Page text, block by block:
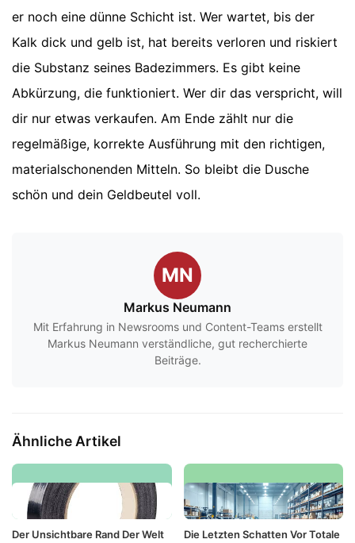
er noch eine dünne Schicht ist. Wer wartet, bis der
Kalk dick und gelb ist, hat bereits verloren und riskiert
die Substanz seines Badezimmers. Es gibt keine
Abkürzung, die funktioniert. Wer dir das verspricht, will
dir nur etwas verkaufen. Am Ende zählt nur die
regelmäßige, korrekte Ausführung mit den richtigen,
materialschonenden Mitteln. So bleibt die Dusche
schön und dein Geldbeutel voll.
MN
Markus Neumann
Mit Erfahrung in Newsrooms und Content-Teams erstellt
Markus Neumann verständliche, gut recherchierte
Beiträge.
Ähnliche Artikel
Der Unsichtbare Rand Der Welt
Die Letzten Schatten Vor Totale